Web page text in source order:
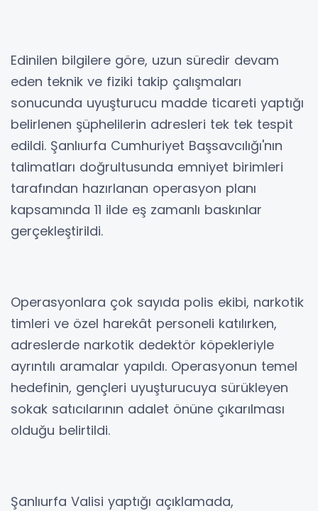
Edinilen bilgilere göre, uzun süredir devam
eden teknik ve fiziki takip çalışmaları
sonucunda uyuşturucu madde ticareti yaptığı
belirlenen şüphelilerin adresleri tek tek tespit
edildi. Şanlıurfa Cumhuriyet Başsavcılığı'nın
talimatları doğrultusunda emniyet birimleri
tarafından hazırlanan operasyon planı
kapsamında 11 ilde eş zamanlı baskınlar
gerçekleştirildi.
Operasyonlara çok sayıda polis ekibi, narkotik
timleri ve özel harekât personeli katılırken,
adreslerde narkotik dedektör köpekleriyle
ayrıntılı aramalar yapıldı. Operasyonun temel
hedefinin, gençleri uyuşturucuya sürükleyen
sokak satıcılarının adalet önüne çıkarılması
olduğu belirtildi.
Şanlıurfa Valisi yaptığı açıklamada,